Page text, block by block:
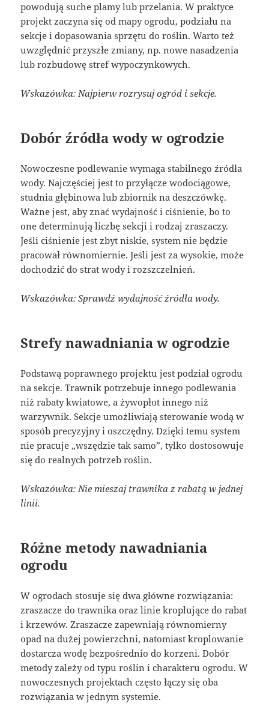
powodują suche plamy lub przelania. W praktyce
projekt zaczyna się od mapy ogrodu, podziału na
sekcje i dopasowania sprzętu do roślin. Warto też
uwzględnić przyszłe zmiany, np. nowe nasadzenia
lub rozbudowę stref wypoczynkowych.
Wskazówka: Najpierw rozrysuj ogród i sekcje.
Dobór źródła wody w ogrodzie
Nowoczesne podlewanie wymaga stabilnego źródła
wody. Najczęściej jest to przyłącze wodociągowe,
studnia głębinowa lub zbiornik na deszczówkę.
Ważne jest, aby znać wydajność i ciśnienie, bo to
one determinują liczbę sekcji i rodzaj zraszaczy.
Jeśli ciśnienie jest zbyt niskie, system nie będzie
pracował równomiernie. Jeśli jest za wysokie, może
dochodzić do strat wody i rozszczelnień.
Wskazówka: Sprawdź wydajność źródła wody.
Strefy nawadniania w ogrodzie
Podstawą poprawnego projektu jest podział ogrodu
na sekcje. Trawnik potrzebuje innego podlewania
niż rabaty kwiatowe, a żywopłot innego niż
warzywnik. Sekcje umożliwiają sterowanie wodą w
sposób precyzyjny i oszczędny. Dzięki temu system
nie pracuje „wszędzie tak samo”, tylko dostosowuje
się do realnych potrzeb roślin.
Wskazówka: Nie mieszaj trawnika z rabatą w jednej
linii.
Różne metody nawadniania
ogrodu
W ogrodach stosuje się dwa główne rozwiązania:
zraszacze do trawnika oraz linie kroplujące do rabat
i krzewów. Zraszacze zapewniają równomierny
opad na dużej powierzchni, natomiast kroplowanie
dostarcza wodę bezpośrednio do korzeni. Dobór
metody zależy od typu roślin i charakteru ogrodu. W
nowoczesnych projektach często łączy się oba
rozwiązania w jednym systemie.